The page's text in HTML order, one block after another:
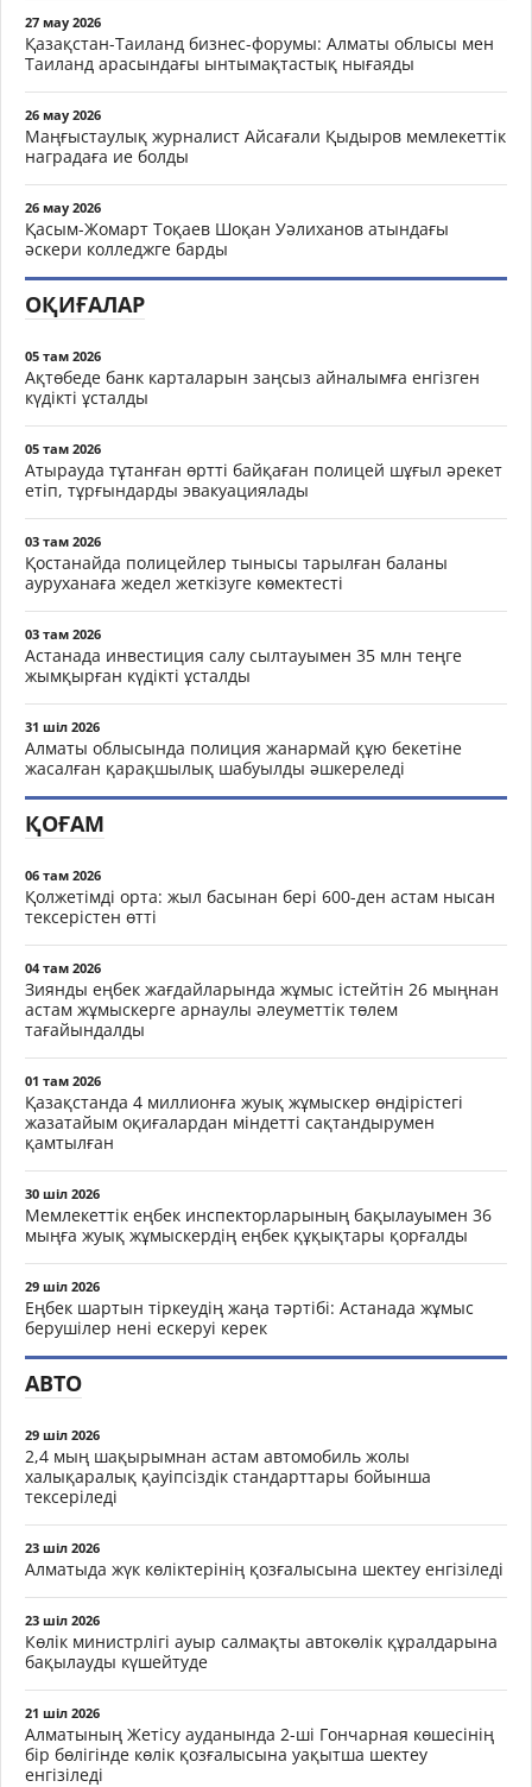
27 мау 2026
Қазақстан-Таиланд бизнес-форумы: Алматы облысы мен
Таиланд арасындағы ынтымақтастық нығаяды
26 мау 2026
Маңғыстаулық журналист Айсағали Қыдыров мемлекеттік
наградаға ие болды
26 мау 2026
Қасым-Жомарт Тоқаев Шоқан Уәлиханов атындағы
әскери колледжге барды
ОҚИҒАЛАР
05 там 2026
Ақтөбеде банк карталарын заңсыз айналымға енгізген
күдікті ұсталды
05 там 2026
Атырауда тұтанған өртті байқаған полицей шұғыл әрекет
етіп, тұрғындарды эвакуациялады
03 там 2026
Қостанайда полицейлер тынысы тарылған баланы
ауруханаға жедел жеткізуге көмектесті
03 там 2026
Астанада инвестиция салу сылтауымен 35 млн теңге
жымқырған күдікті ұсталды
31 шіл 2026
Алматы облысында полиция жанармай құю бекетіне
жасалған қарақшылық шабуылды әшкереледі
ҚОҒАМ
06 там 2026
Қолжетімді орта: жыл басынан бері 600-ден астам нысан
тексерістен өтті
04 там 2026
Зиянды еңбек жағдайларында жұмыс істейтін 26 мыңнан
астам жұмыскерге арнаулы әлеуметтік төлем
тағайындалды
01 там 2026
Қазақстанда 4 миллионға жуық жұмыскер өндірістегі
жазатайым оқиғалардан міндетті сақтандырумен
қамтылған
30 шіл 2026
Мемлекеттік еңбек инспекторларының бақылауымен 36
мыңға жуық жұмыскердің еңбек құқықтары қорғалды
29 шіл 2026
Еңбек шартын тіркеудің жаңа тәртібі: Астанада жұмыс
берушілер нені ескеруі керек
АВТО
29 шіл 2026
2,4 мың шақырымнан астам автомобиль жолы
халықаралық қауіпсіздік стандарттары бойынша
тексеріледі
23 шіл 2026
Алматыда жүк көліктерінің қозғалысына шектеу енгізіледі
23 шіл 2026
Көлік министрлігі ауыр салмақты автокөлік құралдарына
бақылауды күшейтуде
21 шіл 2026
Алматының Жетісу ауданында 2-ші Гончарная көшесінің
бір бөлігінде көлік қозғалысына уақытша шектеу
енгізіледі